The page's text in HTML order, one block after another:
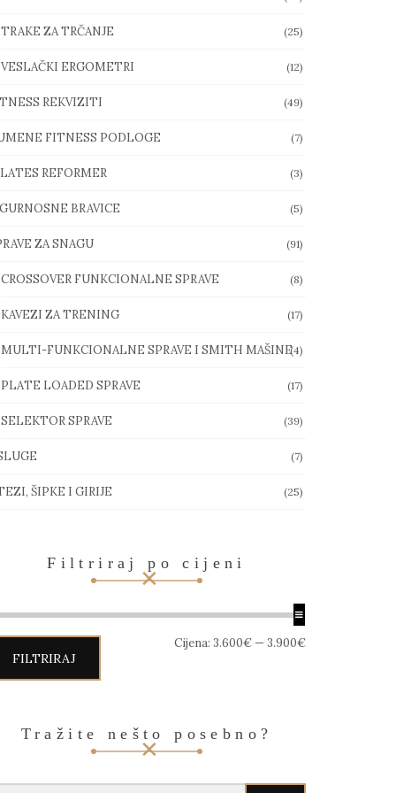
TRAKE ZA TRČANJE (25)
VESLAČKI ERGOMETRI (12)
REKVIZITI (49)
FITNESS PODLOGE (7)
REFORMER (3)
BRAVICE (5)
ZA SNAGU (91)
CROSSOVER FUNKCIONALNE SPRAVE (8)
KAVEZI ZA TRENING (17)
MULTI-FUNKCIONALNE SPRAVE I SMITH MAŠINE(4)
PLATE LOADED SPRAVE (17)
SELEKTOR SPRAVE (39)
(7)
ŠIPKE I GIRIJE (25)
Filtriraj po cijeni
FILTRIRAJ
Cijena: 3.600€ — 3.900€
Tražite nešto posebno?